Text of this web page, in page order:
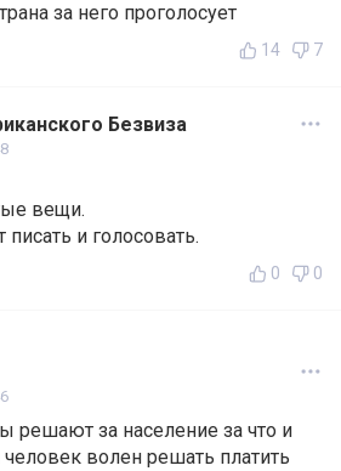
за него проголосует
14 7
Безвиза
вещи.
писать и голосовать.
0 0
решают за население за что и
волен решать платить